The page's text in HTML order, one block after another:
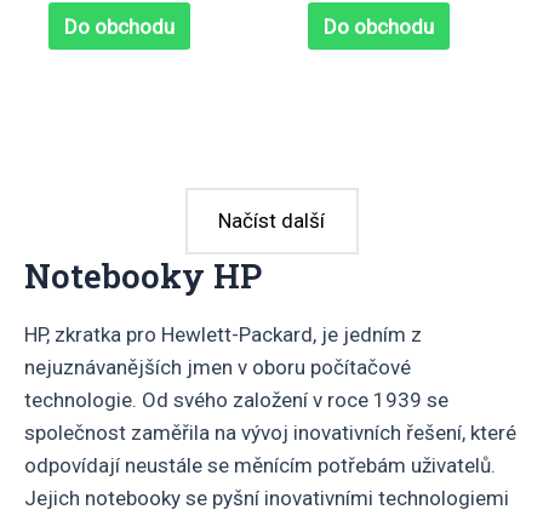
Do obchodu Do obchodu
Načíst další
Notebooky HP
HP, zkratka pro Hewlett-Packard, je jedním z
nejuznávanějších jmen v oboru počítačové
technologie. Od svého založení v roce 1939 se
společnost zaměřila na vývoj inovativních řešení, které
odpovídají neustále se měnícím potřebám uživatelů.
Jejich notebooky se pyšní inovativními technologiemi